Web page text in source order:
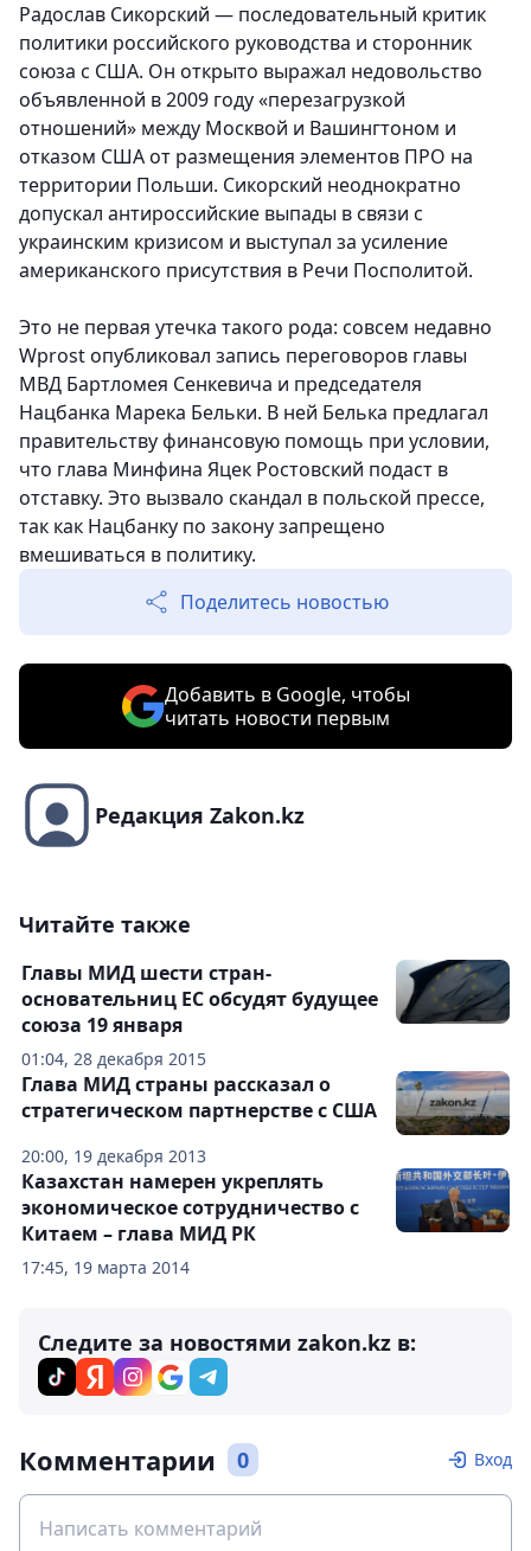
Радослав Сикорский — последовательный критик
политики российского руководства и сторонник
союза с США. Он открыто выражал недовольство
объявленной в 2009 году «перезагрузкой
отношений» между Москвой и Вашингтоном и
отказом США от размещения элементов ПРО на
территории Польши. Сикорский неоднократно
допускал антироссийские выпады в связи с
украинским кризисом и выступал за усиление
американского присутствия в Речи Посполитой.
Это не первая утечка такого рода: совсем недавно
Wprost опубликовал запись переговоров главы
МВД Бартломея Сенкевича и председателя
Нацбанка Марека Бельки. В ней Белька предлагал
правительству финансовую помощь при условии,
что глава Минфина Яцек Ростовский подаст в
отставку. Это вызвало скандал в польской прессе,
так как Нацбанку по закону запрещено
вмешиваться в политику.
Поделитесь новостью
Добавить в Google, чтобы
читать новости первым
Редакция Zakon.kz
Читайте также
01:04, 28 декабря 2015
Главы МИД шести стран-
основательниц ЕС обсудят будущее
союза 19 января
20:00, 19 декабря 2013
Глава МИД страны рассказал о
стратегическом партнерстве с США
17:45, 19 марта 2014
Казахстан намерен укреплять
экономическое сотрудничество с
Китаем – глава МИД РК
Следите за новостями zakon.kz в:
Комментарии 0 Вход